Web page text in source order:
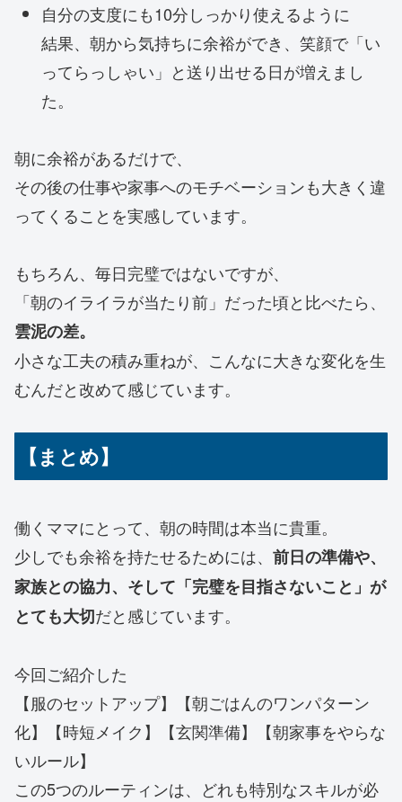
自分の支度にも10分しっかり使えるように
結果、朝から気持ちに余裕ができ、笑顔で「い
ってらっしゃい」と送り出せる日が増えまし
た。
朝に余裕があるだけで、
その後の仕事や家事へのモチベーションも大きく違
ってくることを実感しています。
もちろん、毎日完璧ではないですが、
「朝のイライラが当たり前」だった頃と比べたら、
雲泥の差。
小さな工夫の積み重ねが、こんなに大きな変化を生
むんだと改めて感じています。
【まとめ】
働くママにとって、朝の時間は本当に貴重。
少しでも余裕を持たせるためには、 前日の準備や、
家族との協力、そして「完璧を目指さないこと」が
とても大切だと感じています。
今回ご紹介した
【服のセットアップ】【朝ごはんのワンパターン
化】【時短メイク】【玄関準備】【朝家事をやらな
いルール】
この5つのルーティンは、どれも特別なスキルが必